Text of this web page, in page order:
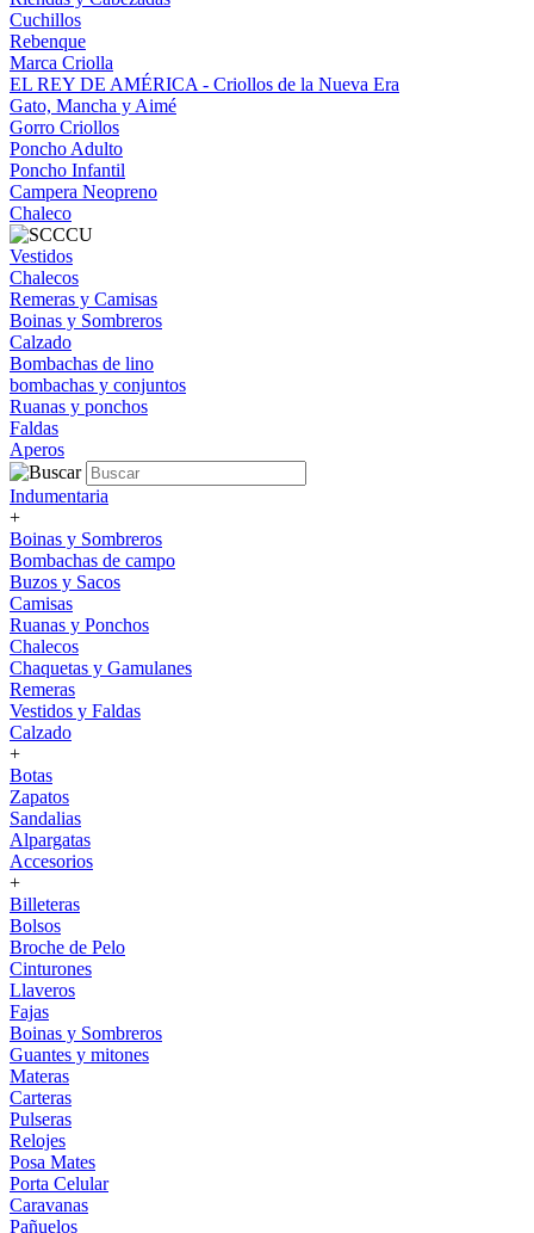
Cuchillos
Rebenque
Marca Criolla
EL REY DE AMÉRICA - Criollos de la Nueva Era
Gato, Mancha y Aimé
Gorro Criollos
Poncho Adulto
Poncho Infantil
Campera Neopreno
Chaleco
Vestidos
Chalecos
Remeras y Camisas
Boinas y Sombreros
Calzado
Bombachas de lino
bombachas y conjuntos
Ruanas y ponchos
Faldas
Aperos
Indumentaria
+
Boinas y Sombreros
Bombachas de campo
Buzos y Sacos
Camisas
Ruanas y Ponchos
Chalecos
Chaquetas y Gamulanes
Remeras
Vestidos y Faldas
Calzado
+
Botas
Zapatos
Sandalias
Alpargatas
Accesorios
+
Billeteras
Bolsos
Broche de Pelo
Cinturones
Llaveros
Fajas
Boinas y Sombreros
Guantes y mitones
Materas
Carteras
Pulseras
Relojes
Posa Mates
Porta Celular
Caravanas
Pañuelos